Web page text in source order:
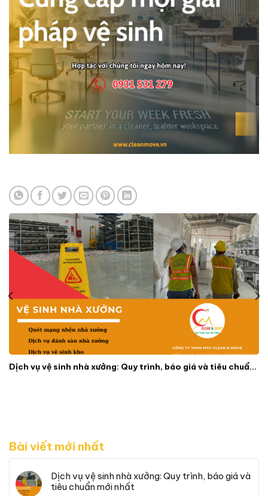
Dịch vụ vệ sinh nhà xưởng: Quy trình, báo giá và tiêu chuẩn mới nhất
Bài viết mới nhất
Dịch vụ vệ sinh nhà xưởng: Quy trình, báo giá và
tiêu chuẩn mới nhất